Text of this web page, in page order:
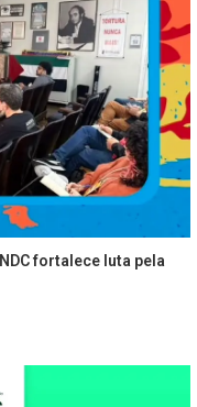
fortalece luta pela